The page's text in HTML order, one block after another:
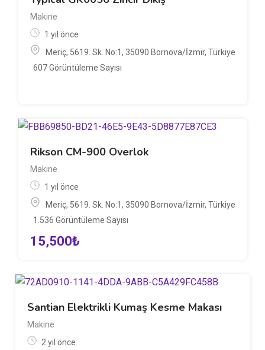
Makine
1 yıl önce
Meriç, 5619. Sk. No:1, 35090 Bornova/İzmir, Türkiye
607 Görüntüleme Sayısı
Rikson CM-900 Overlok
Makine
1 yıl önce
Meriç, 5619. Sk. No:1, 35090 Bornova/İzmir, Türkiye
1.536 Görüntüleme Sayısı
15,500₺
Santian Elektrikli Kumaş Kesme Makası
Makine
2 yıl önce